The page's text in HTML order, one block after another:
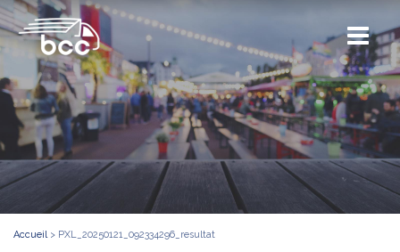
Accueil> PXL_20250121_092334296_resultat